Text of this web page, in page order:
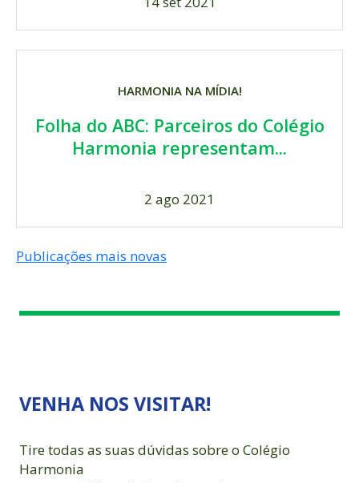
HARMONIA NA MÍDIA!
Folha do ABC: Parceiros do Colégio
Harmonia representam...
2 ago 2021
NAVEGAÇÃO
POSTS
Publicações mais novas
VENHA NOS VISITAR!
Tire todas as suas dúvidas sobre o Colégio
Harmonia